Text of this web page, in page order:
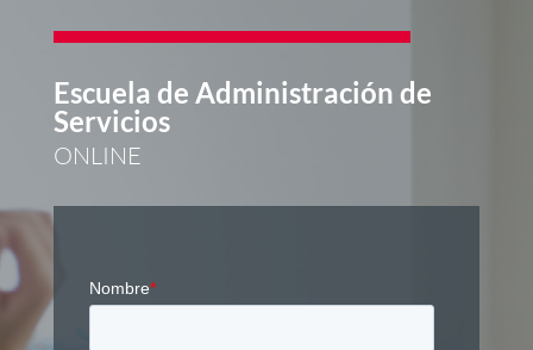
Escuela de Administración de
Servicios
ONLINE